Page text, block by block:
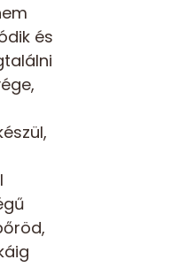
és